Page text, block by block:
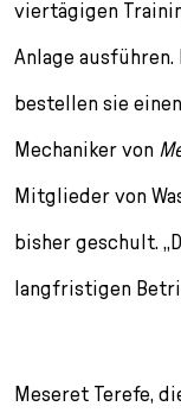
viertägigen
Anlage
bestellen sie
Mechaniker von
Mitglieder von
bisher geschult.
langfristigen
Meseret Terefe,